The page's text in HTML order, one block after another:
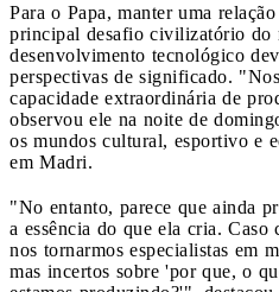
Para o Papa, manter uma
principal desafio civilizatório do
desenvolvimento tecnológico
perspectivas de significado.
capacidade extraordinária de
observou ele na noite de
os mundos cultural, esportivo e
em Madri.
"No entanto, parece que ainda
a essência do que ela cria.
nos tornarmos especialistas em
mas incertos sobre 'por que, o